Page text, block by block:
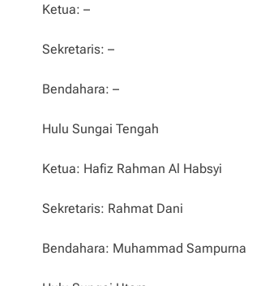
Ketua: –
Sekretaris: –
Bendahara: –
Hulu Sungai Tengah
Ketua: Hafiz Rahman Al Habsyi
Sekretaris: Rahmat Dani
Bendahara: Muhammad Sampurna